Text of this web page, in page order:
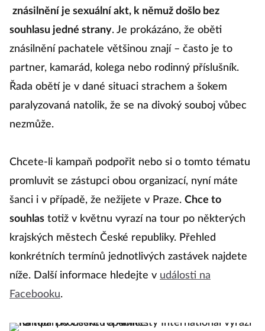
znásilnění je sexuální akt, k němuž došlo bez
souhlasu jedné strany. Je prokázáno, že oběti
znásilnění pachatele většinou znají – často je to
partner, kamarád, kolega nebo rodinný příslušník.
Řada obětí je v dané situaci strachem a šokem
paralyzovaná natolik, že se na divoký souboj vůbec
nezmůže.
Chcete-li kampaň podpořit nebo si o tomto tématu
promluvit se zástupci obou organizací, nyní máte
šanci i v případě, že nežijete v Praze. Chce to
souhlas totiž v květnu vyrazí na tour po některých
krajských městech České republiky. Přehled
konkrétních termínů jednotlivých zastávek najdete
níže. Další informace hledejte v události na
Facebooku.